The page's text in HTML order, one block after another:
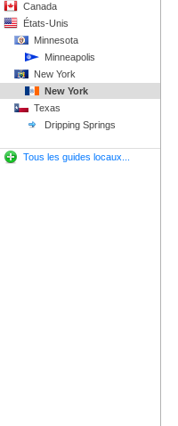
Canada
États-Unis
Minnesota
Minneapolis
New York
New York
Texas
Dripping Springs
Tous les guides locaux...